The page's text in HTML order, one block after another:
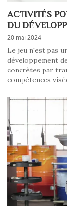
ACTIVITÉS
DU
20 mai 2024
Le jeu n'est pas
développement
concrètes par
compétences